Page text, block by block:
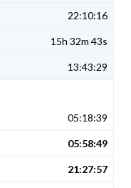
22:10:16
15h 32m 43s
13:43:29
05:18:39
05:58:49
21:27:57